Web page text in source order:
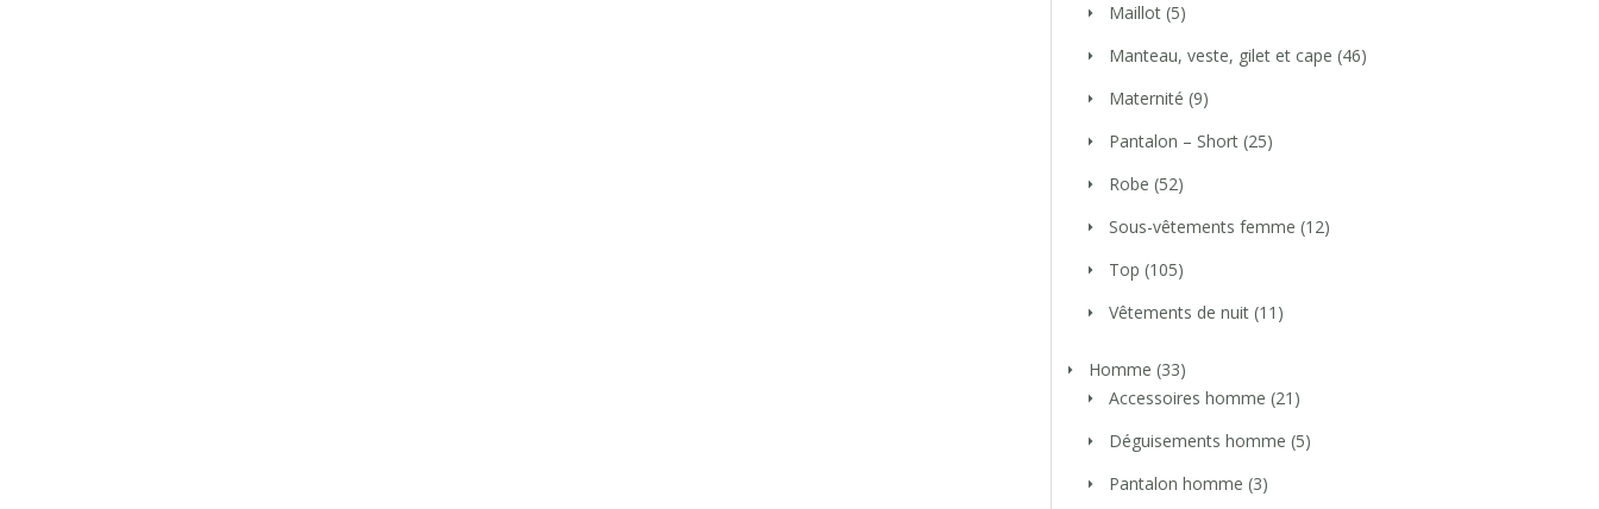
Maillot (5)
Manteau, veste, gilet et cape (46)
Maternité (9)
Pantalon – Short (25)
Robe (52)
Sous-vêtements femme (12)
Top (105)
Vêtements de nuit (11)
Homme (33)
Accessoires homme (21)
Déguisements homme (5)
Pantalon homme (3)